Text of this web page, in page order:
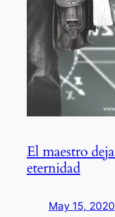
El maestro
eternidad
May 15, 2020